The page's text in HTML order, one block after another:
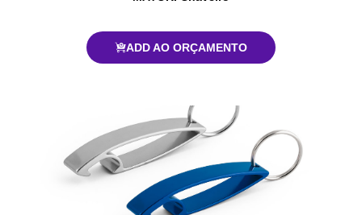
ADD AO ORÇAMENTO